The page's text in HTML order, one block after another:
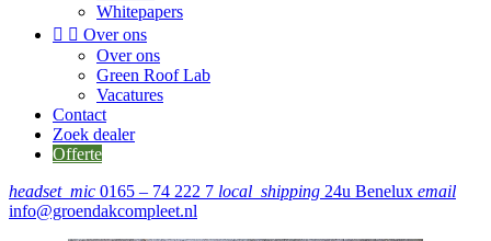
Whitepapers
  Over ons
Over ons
Green Roof Lab
Vacatures
Contact
Zoek dealer
Offerte
headset_mic 0165 – 74 222 7 local_shipping 24u Benelux email
info@groendakcompleet.nl